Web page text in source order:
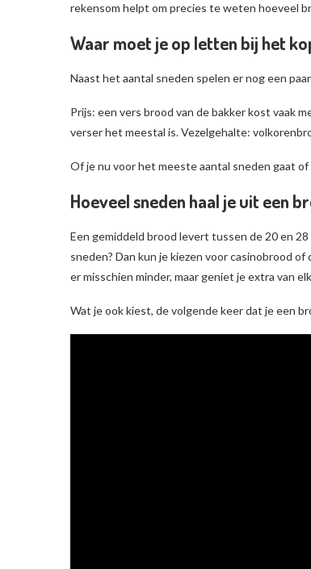
rekensom helpt om precies te weten hoeveel
Waar moet je op letten bij het
Naast het aantal sneden spelen er nog een
Prijs: een vers brood van de bakker kost vaak
verser het meestal is. Vezelgehalte:
Of je nu voor het meeste aantal sneden gaat
Hoeveel sneden haal je uit een
Een gemiddeld brood levert tussen de 20 en
sneden? Dan kun je kiezen voor casinobrood
er misschien minder, maar geniet je extra van
Wat je ook kiest, de volgende keer dat je een